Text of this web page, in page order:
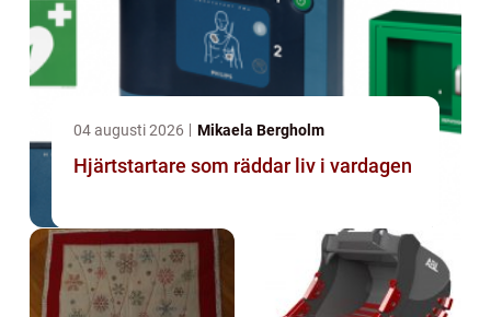
04 augusti 2026 Mikaela Bergholm
Hjärtstartare som räddar liv i vardagen